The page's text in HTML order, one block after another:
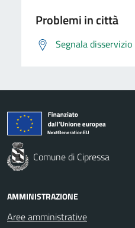
Problemi in città
Segnala disservizio
Comune di Cipressa
AMMINISTRAZIONE
Aree amministrative